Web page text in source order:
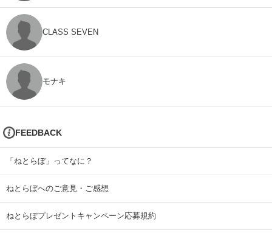
CLASS SEVEN
モナキ
FEEDBACK
「ねとらぼ」ってなに？
ねとらぼへのご意見・ご感想
ねとらぼプレゼントキャンペーン応募規約